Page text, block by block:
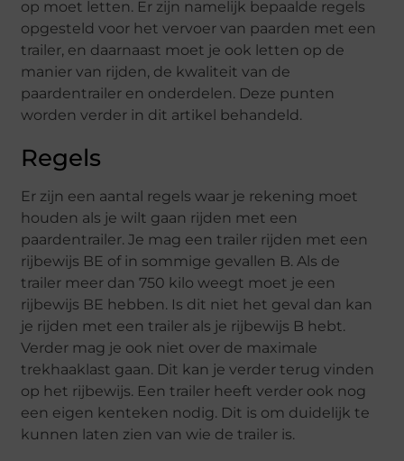
op moet letten. Er zijn namelijk bepaalde regels
opgesteld voor het vervoer van paarden met een
trailer, en daarnaast moet je ook letten op de
manier van rijden, de kwaliteit van de
paardentrailer en onderdelen. Deze punten
worden verder in dit artikel behandeld.
Regels
Er zijn een aantal regels waar je rekening moet
houden als je wilt gaan rijden met een
paardentrailer. Je mag een trailer rijden met een
rijbewijs BE of in sommige gevallen B. Als de
trailer meer dan 750 kilo weegt moet je een
rijbewijs BE hebben. Is dit niet het geval dan kan
je rijden met een trailer als je rijbewijs B hebt.
Verder mag je ook niet over de maximale
trekhaaklast gaan. Dit kan je verder terug vinden
op het rijbewijs. Een trailer heeft verder ook nog
een eigen kenteken nodig. Dit is om duidelijk te
kunnen laten zien van wie de trailer is.